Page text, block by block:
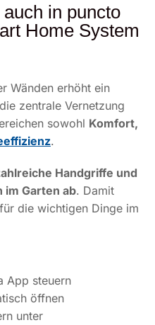
in puncto
Home System
Wänden erhöht ein
zentrale Vernetzung
sowohl Komfort,
.
Handgriffe und
Garten ab. Damit
die wichtigen Dinge im
App steuern
öffnen
unter